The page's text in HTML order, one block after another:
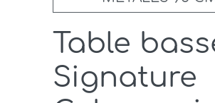
Table
Signature